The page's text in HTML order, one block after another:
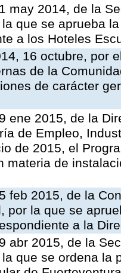
may 2014, de la
que se aprueba
a los Hoteles
16 octubre, por
de la
de carácter
ene 2015, de la
de Empleo,
de 2015, el
materia de
feb 2015, de la
por la que se
a la
abr 2015, de la
que se ordena la